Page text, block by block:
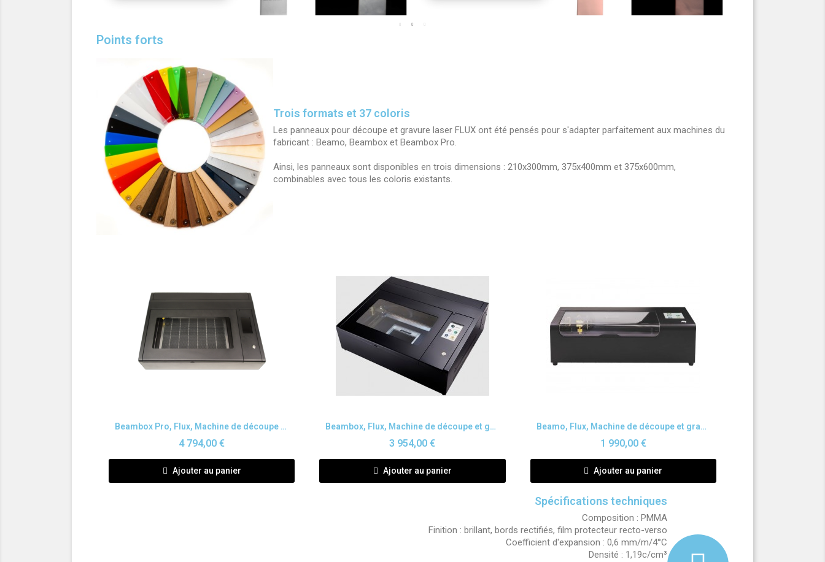
Points forts
Trois formats et 37 coloris
Les panneaux pour découpe et gravure laser FLUX ont été pensés pour s'adapter parfaitement aux machines du
fabricant : Beamo, Beambox et Beambox Pro.
Ainsi, les panneaux sont disponibles en trois dimensions : 210x300mm, 375x400mm et 375x600mm,
combinables avec tous les coloris existants.
Aperçu rapide Beambox Pro, Flux, Machine de découpe et gravure au laser
4 794,00 €
Ajouter au panier
Aperçu rapide Beambox, Flux, Machine de découpe et gravure au laser
3 954,00 €
Ajouter au panier
Aperçu rapide Beamo, Flux, Machine de découpe et gravure au laser
1 990,00 €
Ajouter au panier
Spécifications techniques
Composition : PMMA
Finition : brillant, bords rectifiés, film protecteur recto-verso
Coefficient d'expansion : 0,6 mm/m/4°C
Densité : 1,19c/cm³